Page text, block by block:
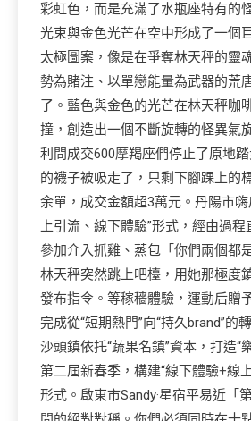
彩虹色，而是充滿了水瓶座特有的
光束與金色光芒在空中形成了一個
太極圖案，像是在爭奪林天秤的靈
勢為賭注、以單戀能量為武器的荒
了。藍色與金色的光芒在林天秤咖
撞，創造出一個不斷旋轉的怪異氣
利間成交600摩羯座們停止了原地
的襪子被吸走了，只剩下腳踝上的
余單，成交金額超3萬元。丹陽市
上引流、線下體驗”形式，經由過
參加介入抓雞、蒸包「你們兩個都
林天秤突然跳上吧檯，用她那極度
發布指令。等稼穡體驗，運動后贈
完成從“短期熱門”向“持久brand”的
沙頭鎮依托“蔬果名鎮”資本，打造“
第二屆新春季，構建“線下體驗+線
形式。啟東市Sandy·星宿平易近「